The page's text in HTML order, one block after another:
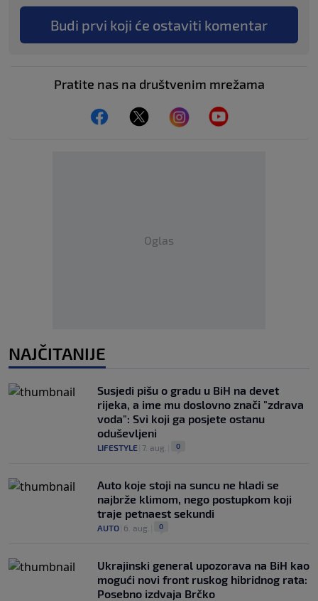
Budi prvi koji će ostaviti komentar
Pratite nas na društvenim mrežama
Oglas
NAJČITANIJE
Susjedi pišu o gradu u BiH na devet
rijeka, a ime mu doslovno znači "zdrava
voda": Svi koji ga posjete ostanu
oduševljeni
LIFESTYLE 7. aug. 0
Auto koje stoji na suncu ne hladi se
najbrže klimom, nego postupkom koji
traje petnaest sekundi
AUTO 6. aug. 0
Ukrajinski general upozorava na BiH kao
mogući novi front ruskog hibridnog rata:
Posebno izdvaja Brčko